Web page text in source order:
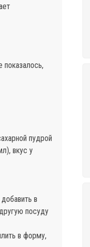
пудрой
вкус у
в
посуду
в форму,